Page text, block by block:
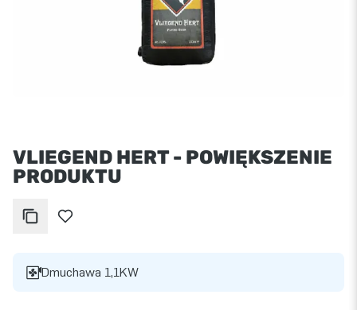
VLIEGEND HERT - POWIĘKSZENIE
PRODUKTU
Dmuchawa 1,1KW